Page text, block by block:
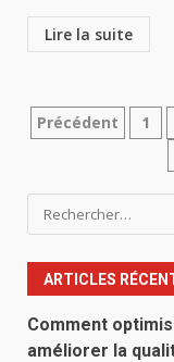
Lire la suite
Précédent 1
Rechercher :
ARTICLES
Comment
améliorer la